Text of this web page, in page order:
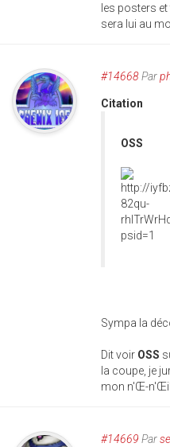
les posters
sera lui au
#14668Par
Citation
OSS
Sympa la
Dit voir OSS
la coupe, je
mon n'Œ-n'Œil
#14669 Par